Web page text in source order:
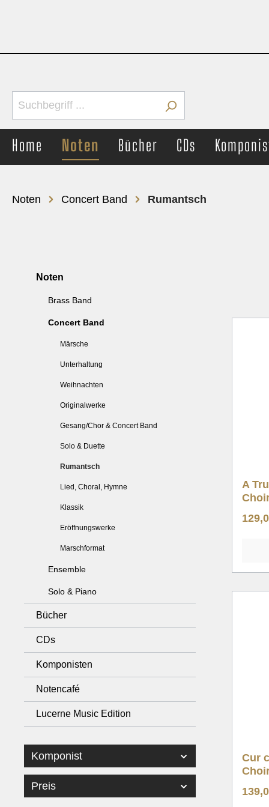
Home Noten Bücher CDs
Originalwerke
Gesang/Chor & Brass Band
Solo & Duette
Rumantsch
Lied, Choral, Hymne
Klassik
Eröffnungswerke
Noten Concert Band Rumantsch
Noten
Brass Band
Concert Band
Märsche
Unterhaltung
Weihnachten
Originalwerke
Gesang/Chor & Concert Band
Solo & Duette
Rumantsch
Lied, Choral, Hymne
Klassik
Eröffnungswerke
Marschformat
Ensemble
Solo & Piano
Bücher
CDs
Komponisten
Notencafé
Lucerne Music Edition
Komponist
Preis
A
Cur